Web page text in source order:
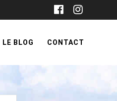
LE BLOG CONTACT